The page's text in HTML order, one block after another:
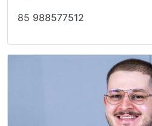
85 988577512